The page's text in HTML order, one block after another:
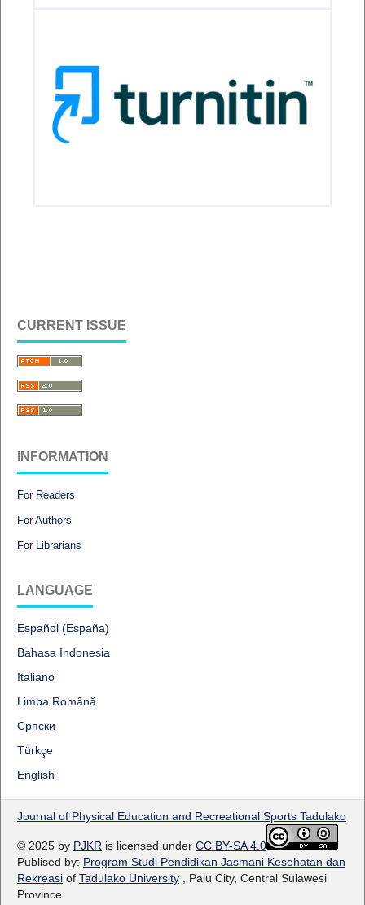
CURRENT ISSUE
INFORMATION
For Readers
For Authors
For Librarians
LANGUAGE
Español (España)
Bahasa Indonesia
Italiano
Limba Română
Cрпски
Türkçe
English
Journal of Physical Education and Recreational Sports Tadulako
© 2025 by PJKR is licensed under CC BY-SA 4.0
Publised by: Program Studi Pendidikan Jasmani Kesehatan dan
Rekreasiof Tadulako University, Palu City, Central Sulawesi
Province.